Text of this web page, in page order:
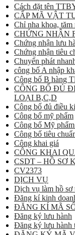
Cách đặt tên
CẤP MÃ VẬT
Chỉ nha khoa, tăm
CHỨNG NHẬN
Chứng nhận lưu
Chứng nhận tiêu
Chuyển phát
công bố A nhập
Công bố B hàng
CÔNG BỐ ĐỦ
LOẠI B,C,D
Công bố đủ điều
Công bố mỹ phẩm
Công bố Mỹ
Công bố tiêu
Công khai giá
CÔNG KHAI
CSDT – HỒ SƠ
CV2373
DỊCH VỤ
Dịch vụ làm hồ sơ
Đăng kí kinh
ĐĂNG KÍ MÃ
Đăng ký lưu hành
Đăng ký lưu hành